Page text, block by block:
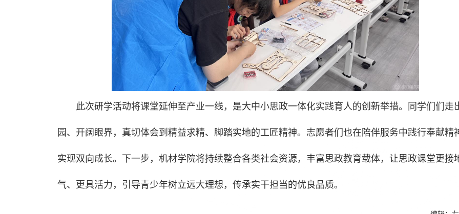
此次研学活动将课堂延伸至产业一线，是大中小思政一体化实践育人的创新举措。同学们们走
园、开阔眼界，真切体会到精益求精、脚踏实地的工匠精神。志愿者们也在陪伴服务中践行奉献精
实现双向成长。下一步，机材学院将持续整合各类社会资源，丰富思政教育载体，让思政课堂更接
气、更具活力，引导青少年树立远大理想，传承实干担当的优良品质。